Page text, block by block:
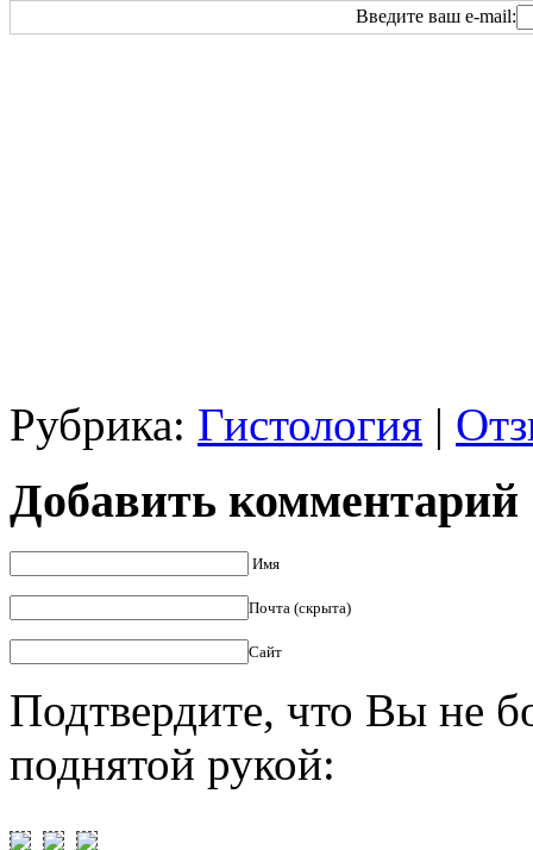
Введите ваш e-mail:
Рубрика: Гистология |
Добавить комментарий
Имя
Почта (скрыта)
Сайт
Подтвердите, что Вы не
поднятой рукой: